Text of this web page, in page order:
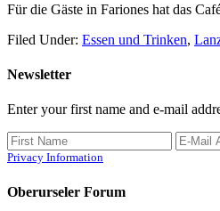
Für die Gäste in Fariones hat das
Filed Under: Essen und Trinken,
Newsletter
Enter your first name and e-mail
Privacy Information
Oberurseler Forum